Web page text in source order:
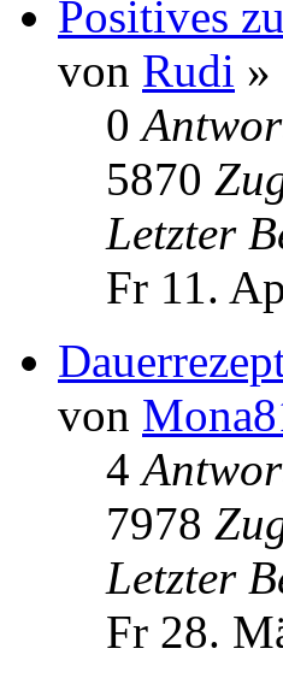
Positives
von Rudi »
0
5870
Letzter
Fr 11.
von
4
7978
Letzter
Fr 28.